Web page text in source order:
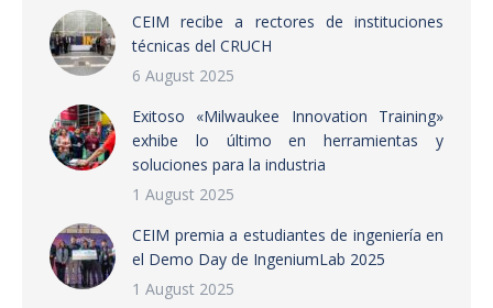
CEIM recibe a rectores de instituciones
técnicas del CRUCH
6 August 2025
Exitoso «Milwaukee Innovation Training»
exhibe lo último en herramientas y
soluciones para la industria
1 August 2025
CEIM premia a estudiantes de ingeniería en
el Demo Day de IngeniumLab 2025
1 August 2025